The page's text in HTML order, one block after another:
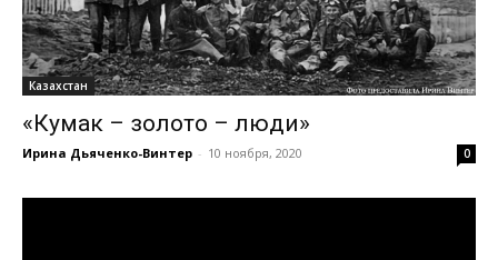
Казахстан
«Кумак – золото – люди»
Ирина Дьяченко-Винтер - 10 ноября, 2020 0